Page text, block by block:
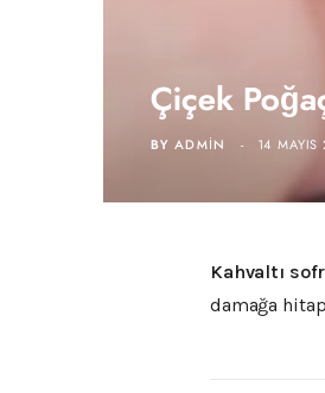
Çiçek
BY ADMIN 14 MAYIS
Kahvaltı
damağa